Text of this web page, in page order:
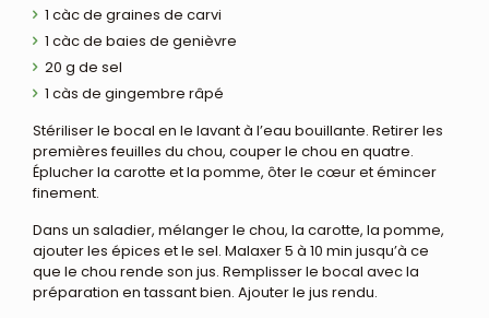
1 càc de graines de carvi
1 càc de baies de genièvre
20 g de sel
1 càs de gingembre râpé
Stériliser le bocal en le lavant à l’eau bouillante. Retirer les
premières feuilles du chou, couper le chou en quatre.
Éplucher la carotte et la pomme, ôter le cœur et émincer
finement.
Dans un saladier, mélanger le chou, la carotte, la pomme,
ajouter les épices et le sel. Malaxer 5 à 10 min jusqu’à ce
que le chou rende son jus. Remplisser le bocal avec la
préparation en tassant bien. Ajouter le jus rendu.